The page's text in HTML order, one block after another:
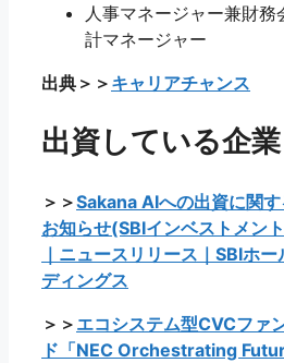
人事マネージャー兼財務
計マネージャー
出典＞＞ キャリアチャンス
出資している企業
＞＞Sakana AIへの出資に関す
お知らせ(SBIインベストメン
｜ニュースリリース｜SBIホー
ディングス
＞＞ エコシステム型CVCファ
ド「NEC Orchestrating